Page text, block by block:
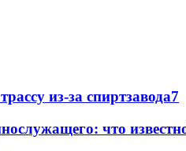
из-за спиртзавода7
что